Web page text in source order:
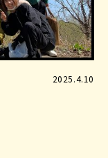
2025.4.10